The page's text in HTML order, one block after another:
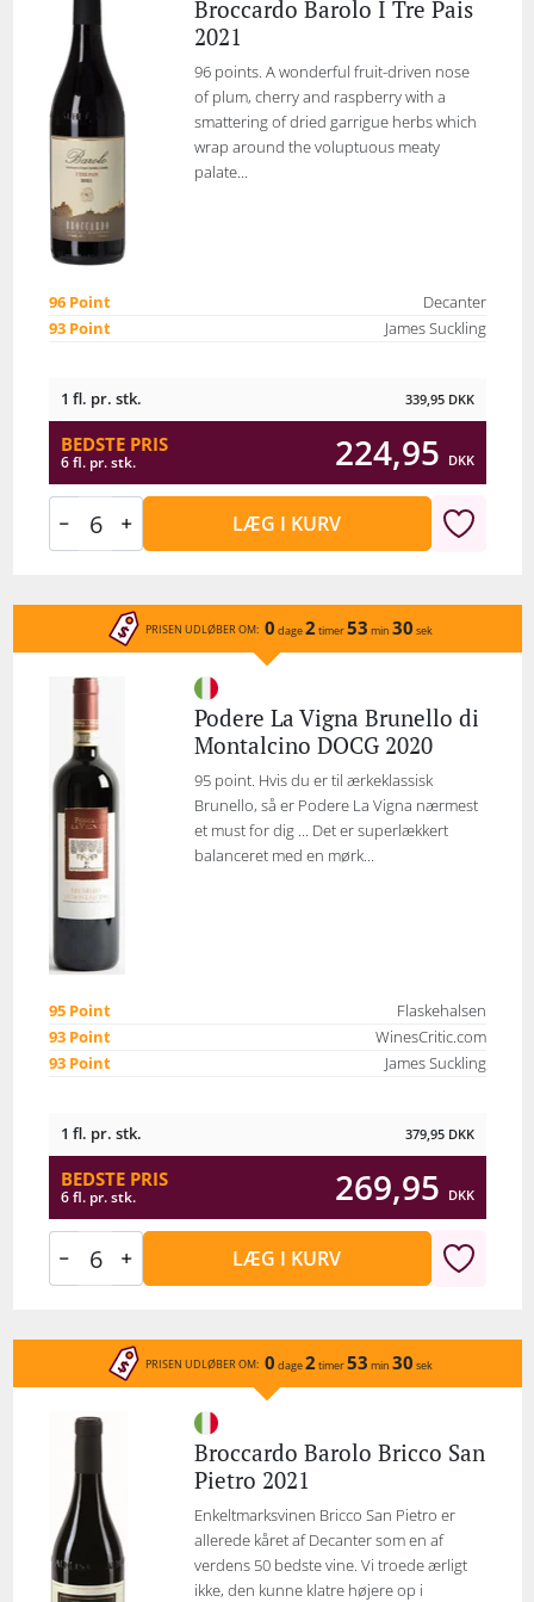
Broccardo Barolo I Tre Pais
2021
96 points. A wonderful fruit-driven nose
of plum, cherry and raspberry with a
smattering of dried garrigue herbs which
wrap around the voluptuous meaty
palate...
96 Point
Decanter
93 Point
James Suckling
1 fl. pr. stk. 339,95 DKK
BEDSTE PRIS
6 fl. pr. stk. 224,95 DKK
LÆG I KURV
PRISEN UDLØBER OM: 0 dage2 timer53 min 30 sek
Podere La Vigna Brunello di
Montalcino DOCG 2020
95 point. Hvis du er til ærkeklassisk
Brunello, så er Podere La Vigna nærmest
et must for dig ... Det er superlækkert
balanceret med en mørk...
95 Point
Flaskehalsen
93 Point
WinesCritic.com
93 Point
James Suckling
1 fl. pr. stk. 379,95 DKK
BEDSTE PRIS
6 fl. pr. stk. 269,95 DKK
LÆG I KURV
PRISEN UDLØBER OM: 0 dage2 timer53 min 30 sek
Broccardo Barolo Bricco San
Pietro 2021
Enkeltmarksvinen Bricco San Pietro er
allerede kåret af Decanter som en af
verdens 50 bedste vine. Vi troede ærligt
ikke, den kunne klatre højere op i